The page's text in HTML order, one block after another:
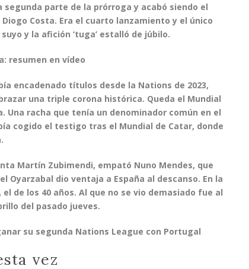
parte de la prórroga y acabó siendo el
Costa. Era el cuarto lanzamiento y el único
y la afición ‘tuga’ estalló de júbilo.
resumen en vídeo
encadenado títulos desde la Nations de 2023,
una triple corona histórica. Queda el Mundial
Una racha que tenía un denominador común en el
cogido el testigo tras el Mundial de Catar, donde
Martín Zubimendi, empató Nuno Mendes, que
Oyarzabal dio ventaja a España al descanso. En la
, el de los 40 años. Al que no se vio demasiado fue al
del pasado jueves.
su segunda Nations League con Portugal
vez